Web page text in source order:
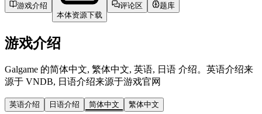
游戏介绍
本体资源下载
评论区 题库
游戏介绍
Galgame 的简体中文, 繁体中文, 英语, 日语 介绍。英语介绍来
源于 VNDB, 日语介绍来源于游戏官网
英语介绍 日语介绍 简体中文 繁体中文